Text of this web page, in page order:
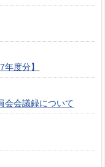
度分】
会会議録について